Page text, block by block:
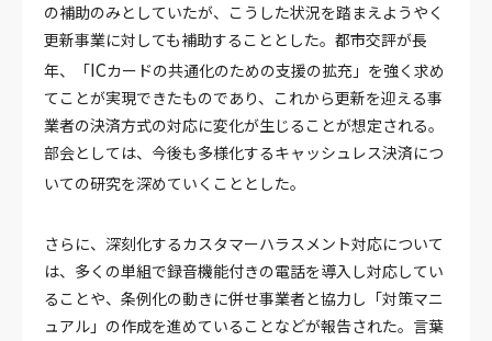
の補助のみとしていたが、こうした状況を踏まえようやく
更新事業に対しても補助することとした。都市交評が長
年、「ICカードの共通化のための支援の拡充」を強く求め
てことが実現できたものであり、これから更新を迎える事
業者の決済方式の対応に変化が生じることが想定される。
部会としては、今後も多様化するキャッシュレス決済につ
いての研究を深めていくこととした。
さらに、深刻化するカスタマーハラスメント対応について
は、多くの単組で録音機能付きの電話を導入し対応してい
ることや、条例化の動きに併せ事業者と協力し「対策マニ
ュアル」の作成を進めていることなどが報告された。言葉